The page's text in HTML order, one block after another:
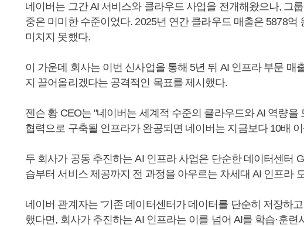
네이버는 그간 AI 서비스와 클라우드 사업을 전개해왔으나, 그
중은 미미한 수준이었다. 2025년 연간 클라우드 매출은 5878억
미치지 못했다.
이 가운데 회사는 이번 신사업을 통해 5년 뒤 AI 인프라 부문 매
지 끌어올리겠다는 공격적인 목표를 제시했다.
젠슨 황 CEO는 "네이버는 세계적 수준의 클라우드와 AI 역량을
협력으로 구축될 인프라가 완공되면 네이버는 지금보다 10배
두 회사가 공동 추진하는 AI 인프라 사업은 단순한 데이터센터
습부터 서비스 제공까지 전 과정을 아우르는 차세대 AI 인프라
네이버 관계자는 "기존 데이터센터가 데이터를 단순히 저장하
했다면, 회사가 추진하는 AI 인프라는 이를 넘어 AI를 학습·훈련